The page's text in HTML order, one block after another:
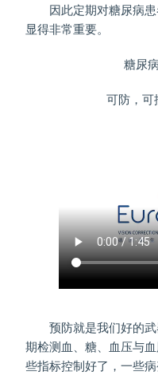
因此定期对糖尿病患
显得非常重要。
糖尿
可防，可
预防就是我们好的武
期检测血、糖、血压与
些指标控制好了，一些病